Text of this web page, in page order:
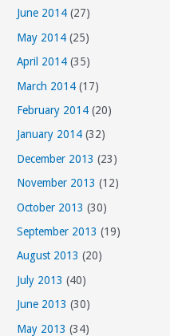
June 2014 (27)
May 2014 (25)
April 2014 (35)
March 2014 (17)
February 2014 (20)
January 2014 (32)
December 2013 (23)
November 2013 (12)
October 2013 (30)
September 2013 (19)
August 2013 (20)
July 2013 (40)
June 2013 (30)
May 2013 (34)